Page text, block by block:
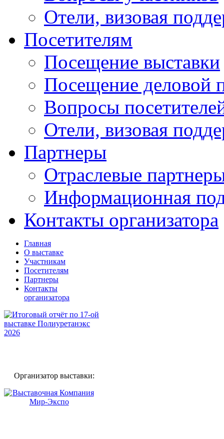
Отели, визовая
Посетителям
Посещение выставки
Посещение деловой
Вопросы
Отели, визовая
Партнеры
Отраслевые
Информационная
Контакты организатора
Главная
О выставке
Участникам
Посетителям
Партнеры
Контакты
организатора
Организатор выставки: